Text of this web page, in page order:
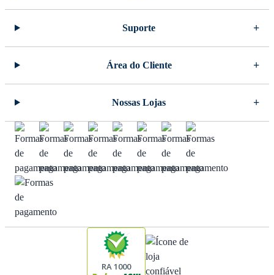
Suporte
Área do Cliente
Nossas Lojas
RA 1000